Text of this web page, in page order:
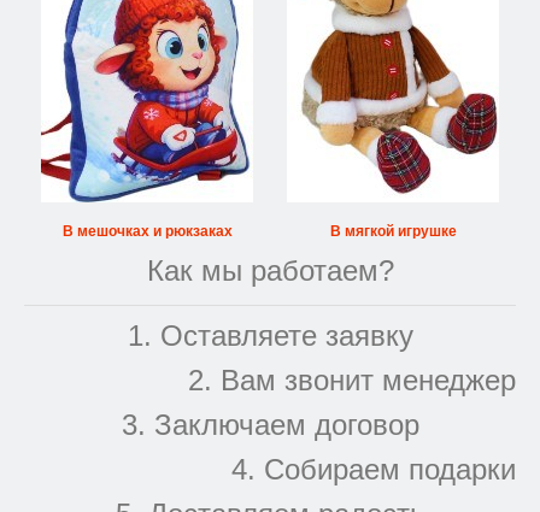
В мешочках и рюкзаках В мягкой игрушке
Как мы работаем?
1. Оставляете заявку
2. Вам звонит менеджер
3. Заключаем договор
4. Собираем подарки